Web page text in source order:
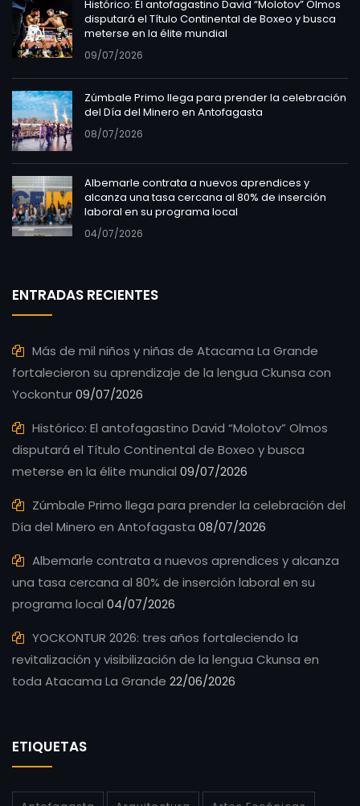
Histórico: El antofagastino David “Molotov” Olmos
disputará el Título Continental de Boxeo y busca
meterse en la élite mundial
09/07/2026
Zúmbale Primo llega para prender la celebración
del Día del Minero en Antofagasta
08/07/2026
Albemarle contrata a nuevos aprendices y
alcanza una tasa cercana al 80% de inserción
laboral en su programa local
04/07/2026
ENTRADAS RECIENTES
Más de mil niños y niñas de Atacama La Grande
fortalecieron su aprendizaje de la lengua Ckunsa con
Yockontur09/07/2026
Histórico: El antofagastino David “Molotov” Olmos
disputará el Título Continental de Boxeo y busca
meterse en la élite mundial 09/07/2026
Zúmbale Primo llega para prender la celebración del
Día del Minero en Antofagasta 08/07/2026
Albemarle contrata a nuevos aprendices y alcanza
una tasa cercana al 80% de inserción laboral en su
programa local 04/07/2026
YOCKONTUR 2026: tres años fortaleciendo la
revitalización y visibilización de la lengua Ckunsa en
toda Atacama La Grande 22/06/2026
ETIQUETAS